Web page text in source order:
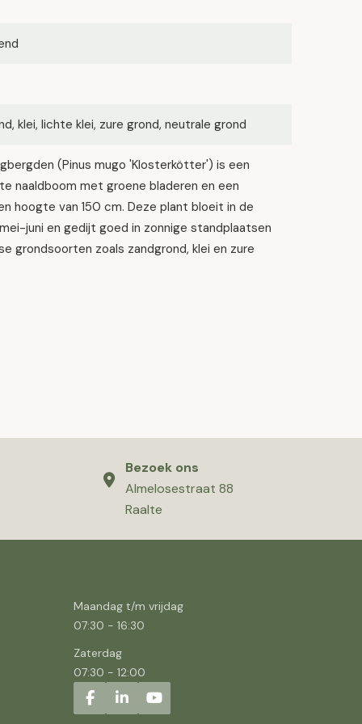
klei, lichte klei, zure grond, neutrale grond
(Pinus mugo 'Klosterkötter') is een
naaldboom met groene bladeren en een
hoogte van 150 cm. Deze plant bloeit in de
juni en gedijt goed in zonnige standplaatsen
grondsoorten zoals zandgrond, klei en zure
Bezoek ons
Almelosestraat 88
Raalte
Maandag t/m vrijdag
07:30 - 16:30
Zaterdag
07:30 - 12:00